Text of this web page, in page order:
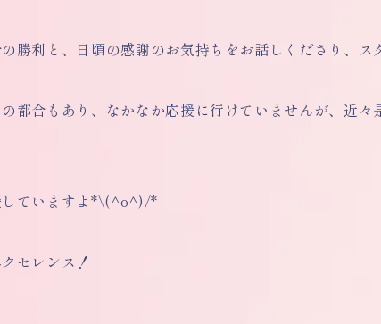
勝利と、日頃の感謝のお気持ちをお話しくださり、ス
都合もあり、なかなか応援に行けていませんが、近
していますよ*\(^o^)/*
セレンス！